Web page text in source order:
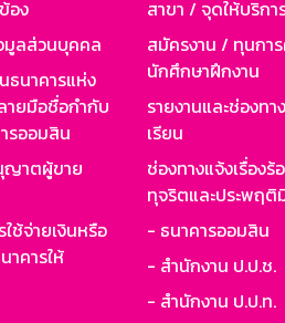
อง
มูลส่วนบุคคล
นาคารแห่ง
ายมือชื่อกำกับ
รออมสิน
ญาตผู้ขาย
ช้จ่ายเงินหรือ
คารให้
สาขา / จุดให้บริกา
สมัครงาน / ทุนกา
นักศึกษาฝึกงาน
รายงานและช่องทา
เรียน
ช่องทางแจ้งเรื่องร้
ทุจริตและประพฤติ
- ธนาคารออมสิน
- สำนักงาน ป.ป.ช.
- สำนักงาน ป.ป.ท.